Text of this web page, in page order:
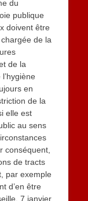
du
publique
doivent être
de la
de la
en
de la
elle est
au sens
conséquent,
de tracts
par exemple
d’en être
7 janvier